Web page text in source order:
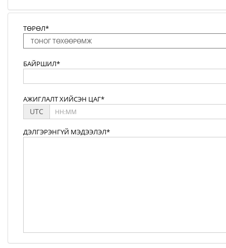
ТӨРӨЛ*
БАЙРШИЛ*
АЖИГЛАЛТ ХИЙСЭН ЦАГ*
UTC
ДЭЛГЭРЭНГҮЙ МЭДЭЭЛЭЛ*